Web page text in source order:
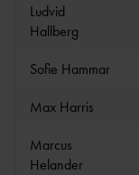
Ludvid
Hallberg
Sofie Hammar
Max Harris
Marcus
Helander